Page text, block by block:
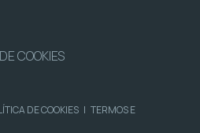
COOKIES
DE COOKIES | TERMOS E